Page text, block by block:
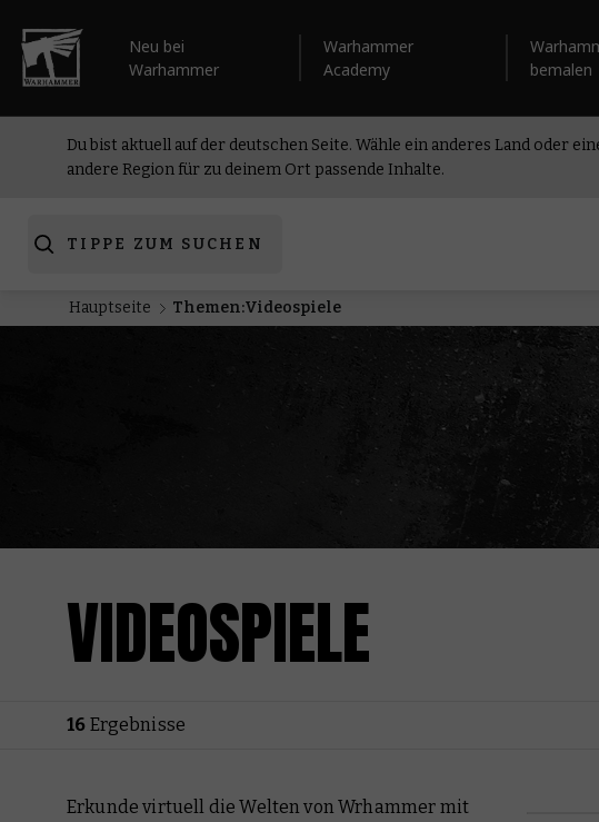
Neu bei
Warhammer
Warhammer
Academy
bemalen
Du bist aktuell auf der deutschen Seite. Wähle ein anderes Land oder
andere Region für zu deinem Ort passende Inhalte.
TIPPE ZUM SUCHEN
Hauptseite Themen:Videospiele
VIDEOSPIELE
16 Ergebnisse
Erkunde virtuell die Welten von Wrhammer mit